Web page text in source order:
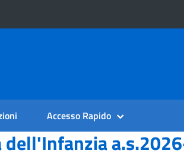
Accesso Rapido
dell'Infanzia